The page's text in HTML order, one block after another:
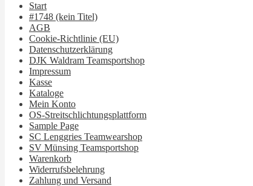
Start
#1748 (kein Titel)
AGB
Cookie-Richtlinie (EU)
Datenschutzerklärung
DJK Waldram Teamsportshop
Impressum
Kasse
Kataloge
Mein Konto
OS-Streitschlichtungsplattform
Sample Page
SC Lenggries Teamwearshop
SV Münsing Teamsportshop
Warenkorb
Widerrufsbelehrung
Zahlung und Versand